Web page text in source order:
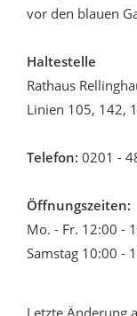
vor den blauen
Haltestelle
Rathaus
Linien 105, 142,
Telefon: 0201 -
Öffnungszeiten:
Mo. - Fr. 12:00 -
Samstag 10:00 -